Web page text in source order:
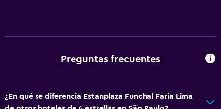
Minibar
Menús para dietas especiales (bajo petición)
Desayuno en la habitación
Preguntas frecuentes
¿En qué se diferencia Estanplaza Funchal Faria Lima